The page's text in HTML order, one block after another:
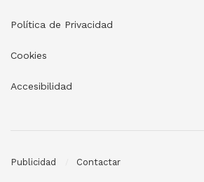
Política de Privacidad
Cookies
Accesibilidad
Publicidad Contactar